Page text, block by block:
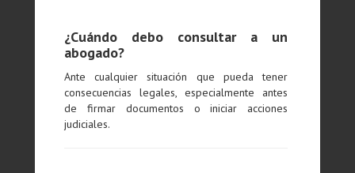
¿Cuándo debo consultar a un
abogado?
Ante cualquier situación que pueda tener
consecuencias legales, especialmente antes
de firmar documentos o iniciar acciones
judiciales.